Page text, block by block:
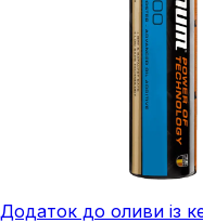
Додаток до оливи із